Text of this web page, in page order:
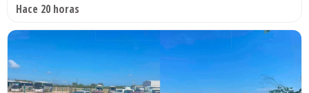
Hace 20 horas